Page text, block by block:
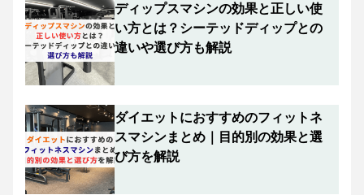
ディップスマシンの効果と正しい使
い方とは？シーテッドディップとの
違いや選び方も解説
ダイエットにおすすめのフィットネ
スマシンまとめ｜目的別の効果と選
び方を解説